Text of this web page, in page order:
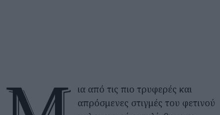
ια από τις πιο τρυφερές και
απρόσμενες στιγμές του φετινού